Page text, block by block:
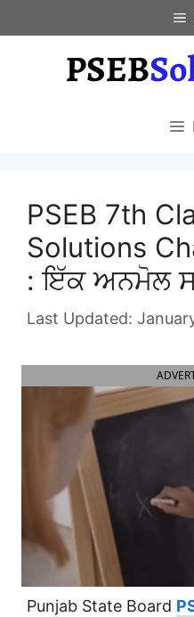
to
PSEB 7th
Solutions
: ਇੱਕ ਅਨਮੋਲ
Punjab State Board